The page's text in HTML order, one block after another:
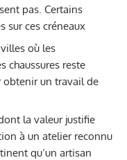
pas. Certains
sur ces créneaux
où les
chaussures reste
un travail de
la valeur justifie
à un atelier reconnu
qu’un artisan